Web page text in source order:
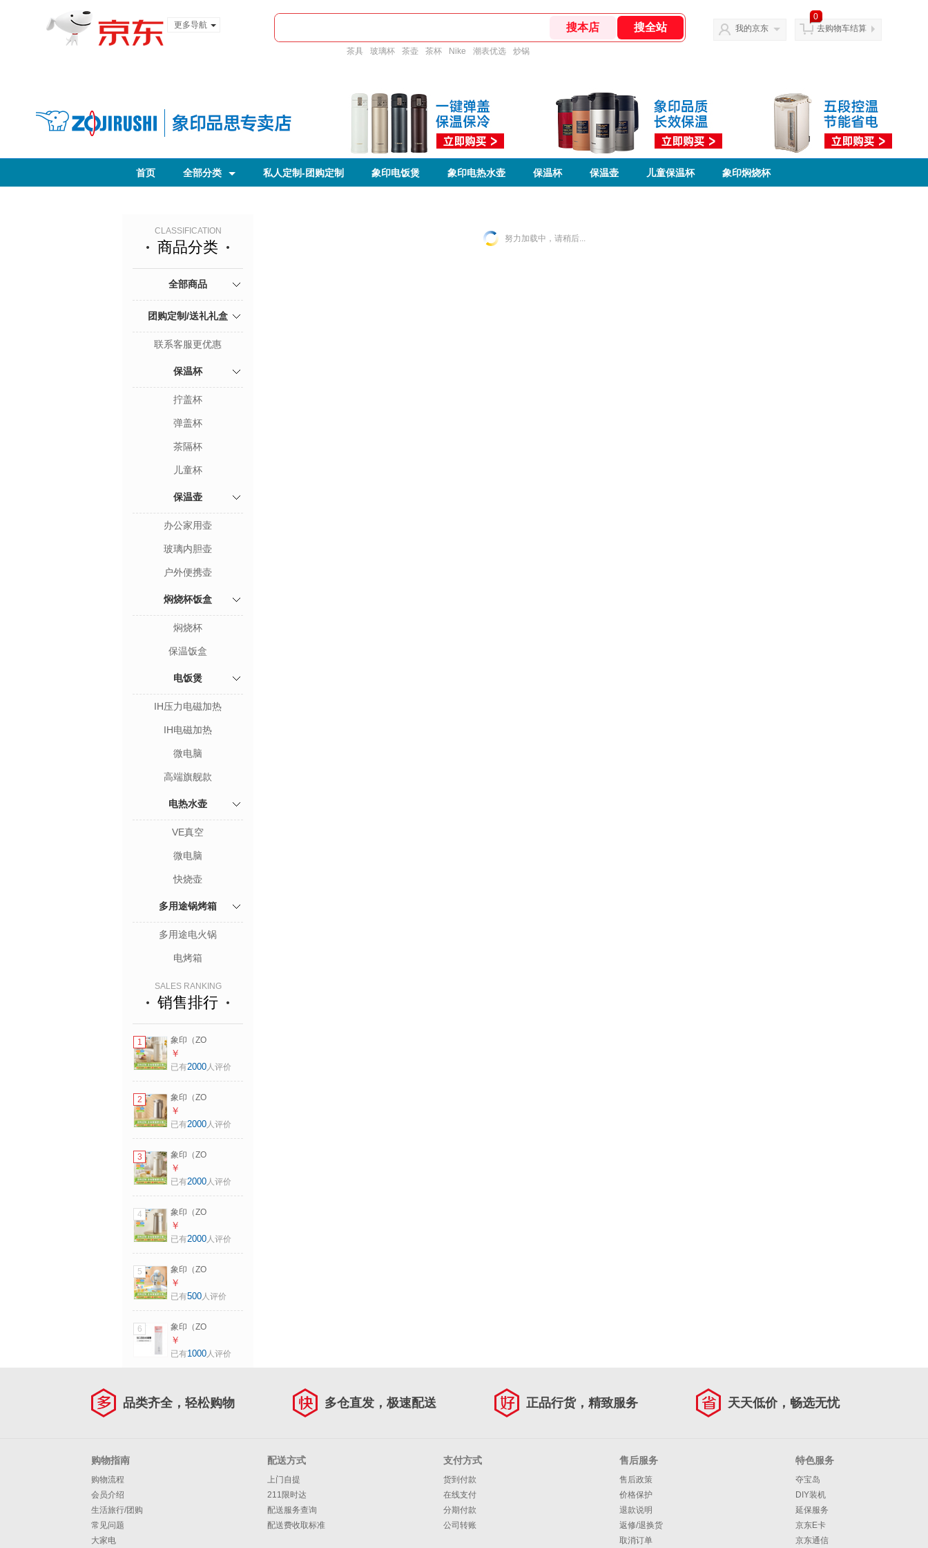
更多导航
茶具 玻璃杯 茶壶 茶杯 Nike 潮表优选 炒锅
我的京东
0
去购物车结算
首页 全部分类 私人定制-团购定制 象印电饭煲 象印电热水壶 保温杯 保温壶 儿童保温杯 象印焖烧杯
CLASSIFICATION
商品分类
全部商品
团购定制/送礼礼盒
联系客服更优惠
保温杯
拧盖杯
弹盖杯
茶隔杯
儿童杯
保温壶
办公家用壶
玻璃内胆壶
户外便携壶
焖烧杯饭盒
焖烧杯
保温饭盒
电饭煲
IH压力电磁加热
IH电磁加热
微电脑
高端旗舰款
电热水壶
VE真空
微电脑
快烧壶
多用途锅烤箱
多用途电火锅
电烤箱
SALES RANKING
销售排行
1
象印（ZO
JIRUSHI）保温壶
日本原装进口大容
瓶AFFB CA米色
1.85L
￥
已有2000人评价
2
象印（ZO
JIRUSHI）保温壶
日本原装进口大容
瓶AFFB TK香草可
可色 1.55L
￥
已有2000人评价
3
象印（ZO
JIRUSHI）保温壶
日本原装进口大容
瓶AFFB CA米色
1.55L
￥
已有2000人评价
4
象印（ZO
JIRUSHI）保温壶
日本原装进口大容
瓶AFFB TK香草可
可色 1.85L
￥
已有2000人评价
5
象印（ZO
JIRUSHI）保温杯
儿童进口学饮吸管
学礼物 蓝色- 320ml
￥
已有500人评价
6
象印（ZO
JIRUSHI）儿童保
温杯水杯ZT45配件
￥
已有1000人评价
努力加载中，请稍后...
品类齐全，轻松购物 多仓直发，极速配送 正品行货，精致服务 天天低价，畅选无忧
购物指南
购物流程
会员介绍
生活旅行/团购
常见问题
大家电
配送方式
上门自提
211限时达
配送服务查询
配送费收取标准
支付方式
货到付款
在线支付
分期付款
公司转账
售后服务
售后政策
价格保护
退款说明
返修/退换货
取消订单
特色服务
夺宝岛
DIY装机
延保服务
京东E卡
京东通信